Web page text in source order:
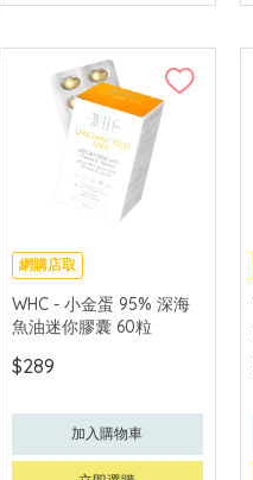
網購店取
極速補腦提記憶
WHC - 小金蛋 95% 深海
魚油迷你膠囊 60粒
$289
加入購物車